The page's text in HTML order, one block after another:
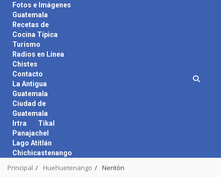
content
Fotos e Imágenes
Guatemala
Recetas de
Cocina Típica
Turismo
Radios en Línea
Chistes
Contacto
La Antigua
Guatemala
Ciudad de
Guatemala
Irtra
Tikal
Panajachel
Lago Atitlán
Chichicastenango
Principal Huehuetenango Nentón